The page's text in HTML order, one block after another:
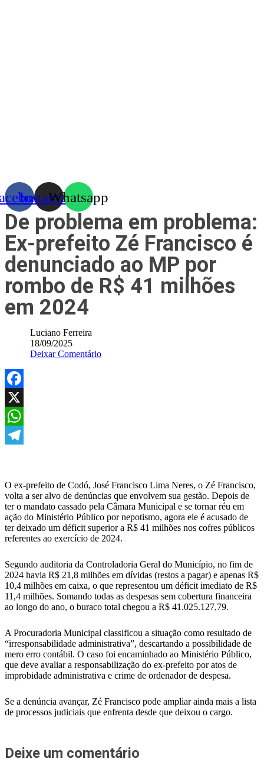
InstagramWhatsapp
De problema em problema:
Ex-prefeito Zé Francisco é
denunciado ao MP por
rombo de R$ 41 milhões
em 2024
Luciano Ferreira
18/09/2025
Deixar Comentário
Facebook
X
WhatsApp
O ex-prefeito de Codó, José Francisco Lima Neres, o Zé Francisco,
volta a ser alvo de denúncias que envolvem sua gestão. Depois de
ter o mandato cassado pela Câmara Municipal e se tornar réu em
ação do Ministério Público por nepotismo, agora ele é acusado de
ter deixado um déficit superior a R$ 41 milhões nos cofres públicos
referentes ao exercício de 2024.
Segundo auditoria da Controladoria Geral do Município, no fim de
2024 havia R$ 21,8 milhões em dívidas (restos a pagar) e apenas R$
10,4 milhões em caixa, o que representou um déficit imediato de R$
11,4 milhões. Somando todas as despesas sem cobertura financeira
ao longo do ano, o buraco total chegou a R$ 41.025.127,79.
A Procuradoria Municipal classificou a situação como resultado de
“irresponsabilidade administrativa”, descartando a possibilidade de
mero erro contábil. O caso foi encaminhado ao Ministério Público,
que deve avaliar a responsabilização do ex-prefeito por atos de
improbidade administrativa e crime de ordenador de despesa.
Se a denúncia avançar, Zé Francisco pode ampliar ainda mais a lista
de processos judiciais que enfrenta desde que deixou o cargo.
Deixe um comentário